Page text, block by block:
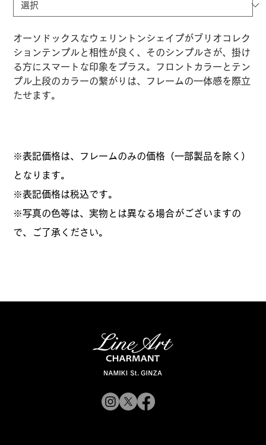
オーソドックスなウェリントンシェイプがブリオコレク
ションテンプルと相性が良く、そのシンプルさが、掛け
る方にスマートな印象をプラス。フロントカラーとテン
プル上段のカラーの繋がりは、フレームの一体感を際立
たせます。
※表記価格は、フレームのみの価格（一部製品を除く）
となります。
​※表記価格は税込です。
※写真の色等は、実物とは異なる場合がございますの
で、ご了承ください。